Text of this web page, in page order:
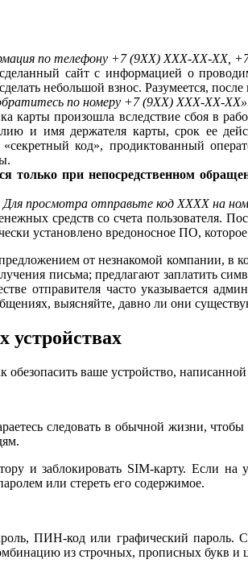
по телефону +7 (9ХХ) ХХХ-ХХ-ХХ,
сайт с информацией о
небольшой взнос. Разумеется,
по номеру +7 (9ХХ) ХХХ-ХХ-
карты произошла вследствие сбоя в
и имя держателя карты, срок ее
код», продиктованный
только при непосредственном
просмотра отправьте код ХХХХ на
средств со счета пользователя.
установлено вредоносное ПО,
от незнакомой компании, в
письма; предлагают заплатить
отправителя часто указывается
выясняйте, давно ли они
ваше устройство,
следовать в обычной жизни,
и заблокировать SIM-карту. Если на
или стереть его содержимое.
ПИН-код или графический пароль.
из строчных, прописных букв и